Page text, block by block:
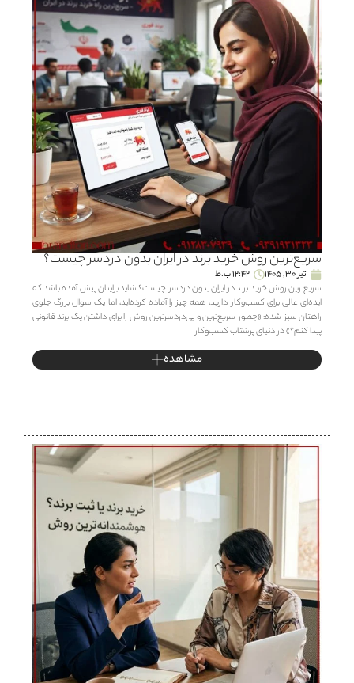
سریع‌ترین روش خرید برند در ایران بدون دردسر چیست؟
تیر 30, 1405
12:42 ب.ظ
سریع‌ترین روش خرید برند در ایران بدون دردسر چیست؟ شاید برایتان پیش آمده باشد که
ایده‌ای عالی برای کسب‌وکار دارید، همه چیز را آماده کرده‌اید، اما یک سوال بزرگ جلوی
راهتان سبز شده: «چطور سریع‌ترین و بی‌دردسرترین روش را برای داشتن یک برند قانونی
پیدا کنم؟» در دنیای پرشتاب کسب‌وکار
مشاهده